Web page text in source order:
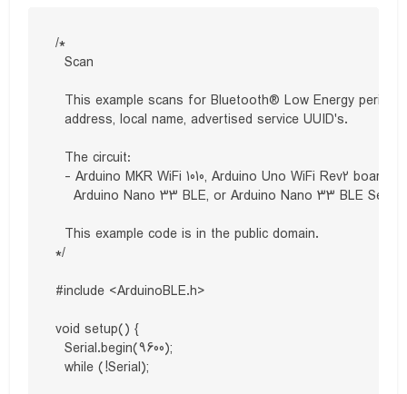
/*
  Scan
This example scans for Bluetooth® Low Energy
  address, local name, advertised service UUID's.
  The circuit:
- Arduino MKR WiFi 1010, Arduino Uno WiFi Rev2 board,
Arduino Nano 33 BLE, or Arduino Nano 33 BLE Sense
  This example code is in the public domain.
*/
#include <ArduinoBLE.h>
void setup() {
  Serial.begin(9600);
  while (!Serial);